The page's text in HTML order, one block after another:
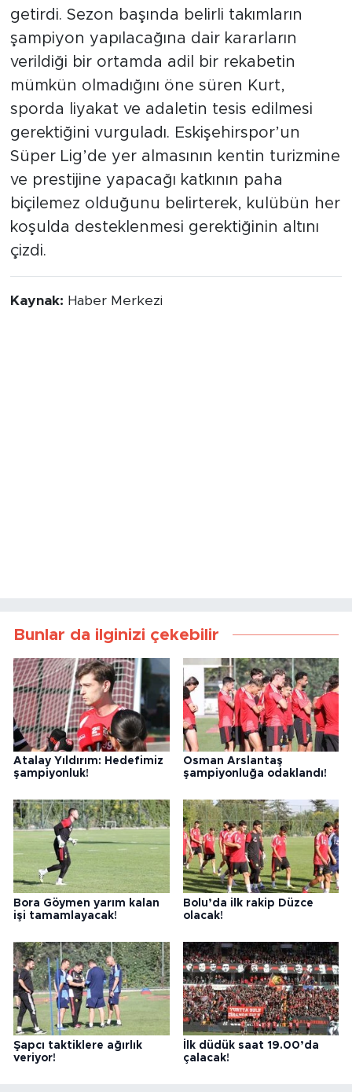
getirdi. Sezon başında belirli takımların
şampiyon yapılacağına dair kararların
verildiği bir ortamda adil bir rekabetin
mümkün olmadığını öne süren Kurt,
sporda liyakat ve adaletin tesis edilmesi
gerektiğini vurguladı. Eskişehirspor’un
Süper Lig’de yer almasının kentin turizmine
ve prestijine yapacağı katkının paha
biçilemez olduğunu belirterek, kulübün her
koşulda desteklenmesi gerektiğinin altını
çizdi.
Kaynak: Haber Merkezi
Bunlar da ilginizi çekebilir
Atalay Yıldırım: Hedefimiz
şampiyonluk!
Osman Arslantaş
şampiyonluğa odaklandı!
Bora Göymen yarım kalan
işi tamamlayacak!
Bolu’da ilk rakip Düzce
olacak!
Şapcı taktiklere ağırlık
veriyor!
İlk düdük saat 19.00’da
çalacak!